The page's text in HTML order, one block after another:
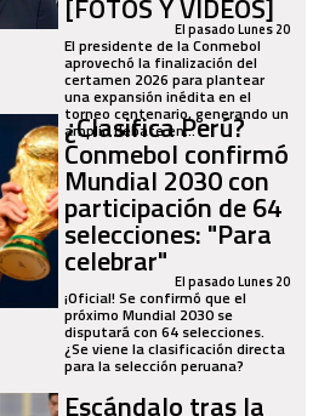
El pasado Lunes 20
El presidente de la Conmebol
aprovechó la finalización del
certamen 2026 para plantear
una expansión inédita en el
torneo centenario, generando un
amplio debate en...
¿Clasifica Perú?
Conmebol confirmó
Mundial 2030 con
participación de 64
selecciones: "Para
celebrar" El pasado Lunes 20
¡Oficial! Se confirmó que el
próximo Mundial 2030 se
disputará con 64 selecciones.
¿Se viene la clasificación directa
para la selección peruana?
Escándalo tras la